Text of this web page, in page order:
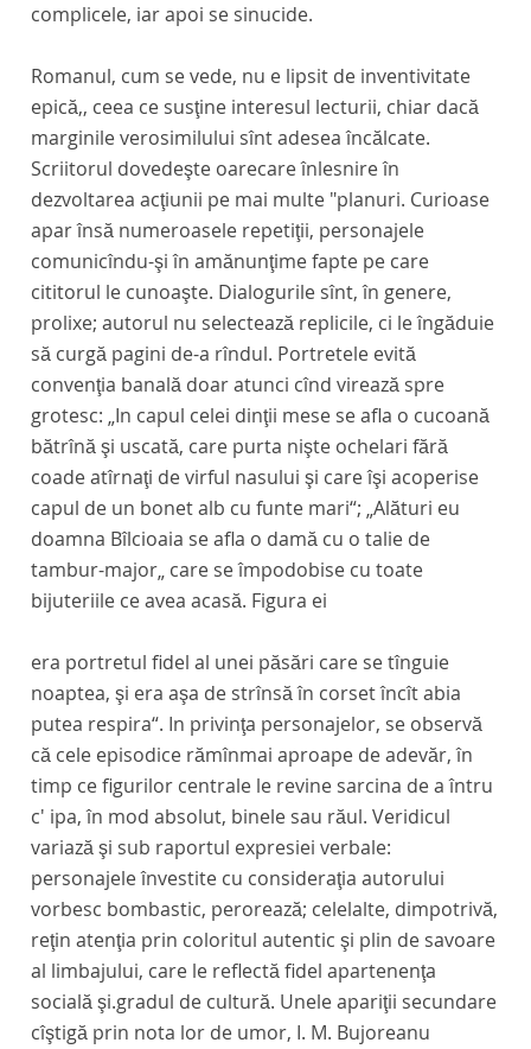
complicele, iar apoi se sinucide.
Romanul, cum se vede, nu e lipsit de inventivitate
epică,, ceea ce susţine interesul lecturii, chiar dacă
marginile verosimilului sînt adesea încălcate.
Scriitorul dovedeşte oarecare înlesnire în
dezvoltarea acţiunii pe mai multe "planuri. Curioase
apar însă numeroasele repetiţii, personajele
comunicîndu-şi în amănunţime fapte pe care
cititorul le cunoaşte. Dialogurile sînt, în genere,
prolixe; autorul nu selectează replicile, ci le îngăduie
să curgă pagini de-a rîndul. Portretele evită
convenţia banală doar atunci cînd virează spre
grotesc: „In capul celei dinţii mese se afla o cucoană
bătrînă şi uscată, care purta nişte ochelari fără
coade atîrnaţi de virful nasului şi care îşi acoperise
capul de un bonet alb cu funte mari“; „Alături eu
doamna Bîlcioaia se afla o damă cu o talie de
tambur-major„ care se împodobise cu toate
bijuteriile ce avea acasă. Figura ei
era portretul fidel al unei păsări care se tînguie
noaptea, şi era aşa de strînsă în corset încît abia
putea respira“. In privinţa personajelor, se observă
că cele episodice rămînmai aproape de adevăr, în
timp ce figurilor centrale le revine sarcina de a întru
c' ipa, în mod absolut, binele sau răul. Veridicul
variază şi sub raportul expresiei verbale:
personajele învestite cu consideraţia autorului
vorbesc bombastic, perorează; celelalte, dimpotrivă,
reţin atenţia prin coloritul autentic şi plin de savoare
al limbajului, care le reflectă fidel apartenenţa
socială şi.gradul de cultură. Unele apariţii secundare
cîştigă prin nota lor de umor, I. M. Bujoreanu